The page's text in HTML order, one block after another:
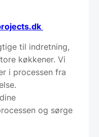
til indretning,
køkkener. Vi
i processen fra
og sørge